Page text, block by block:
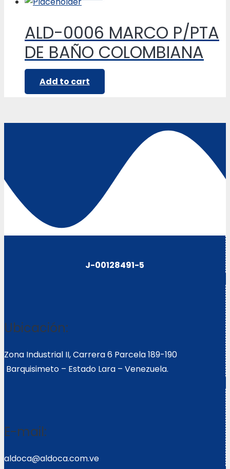
ALD-0006 MARCO P/PTA
DE BAÑO COLOMBIANA
Add to cart
J-00128491-5
Ubicación:
Zona Industrial II, Carrera 6 Parcela 189-190
Barquisimeto – Estado Lara – Venezuela.
E-mail:
aldoca@aldoca.com.ve